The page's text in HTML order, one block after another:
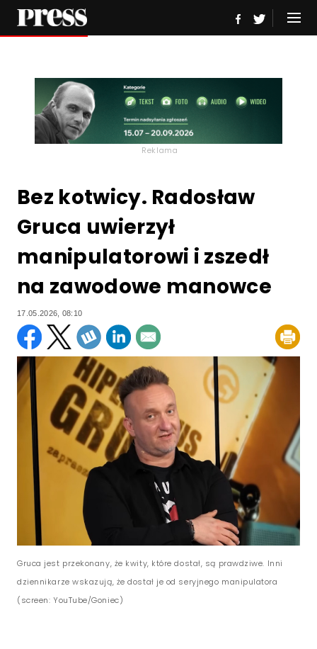
Reklama
Bez kotwicy. Radosław
Gruca uwierzył
manipulatorowi i zszedł
na zawodowe manowce
17.05.2026, 08:10
Gruca jest przekonany, że kwity, które dostał, są prawdziwe. Inni
dziennikarze wskazują, że dostał je od seryjnego manipulatora
(screen: YouTube/Goniec)